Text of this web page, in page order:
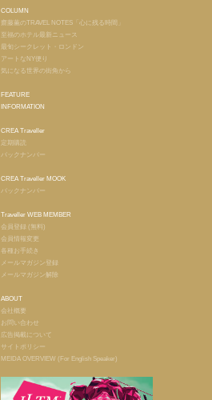
COLUMN
齋藤薫のTRAVEL NOTES「心に残る時間」
至福のホテル最新ニュース
最旬シークレット・ロンドン
アートなNY便り
気になる世界の街角から
FEATURE
INFORMATION
CREA Traveller
定期購読
バックナンバー
CREA Traveller MOOK
バックナンバー
Traveller WEB MEMBER
会員登録 (無料)
会員情報変更
各種お手続き
メールマガジン登録
メールマガジン解除
ABOUT
会社概要
お問い合わせ
広告掲載について
サイトポリシー
MEIDA OVERVIEW (For English Speaker)